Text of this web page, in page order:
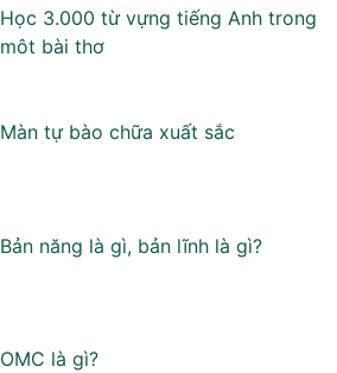
Học 3.000 từ vựng tiếng Anh trong
môt bài thơ
Màn tự bào chữa xuất sắc
Bản năng là gì, bản lĩnh là gì?
OMC là gì?